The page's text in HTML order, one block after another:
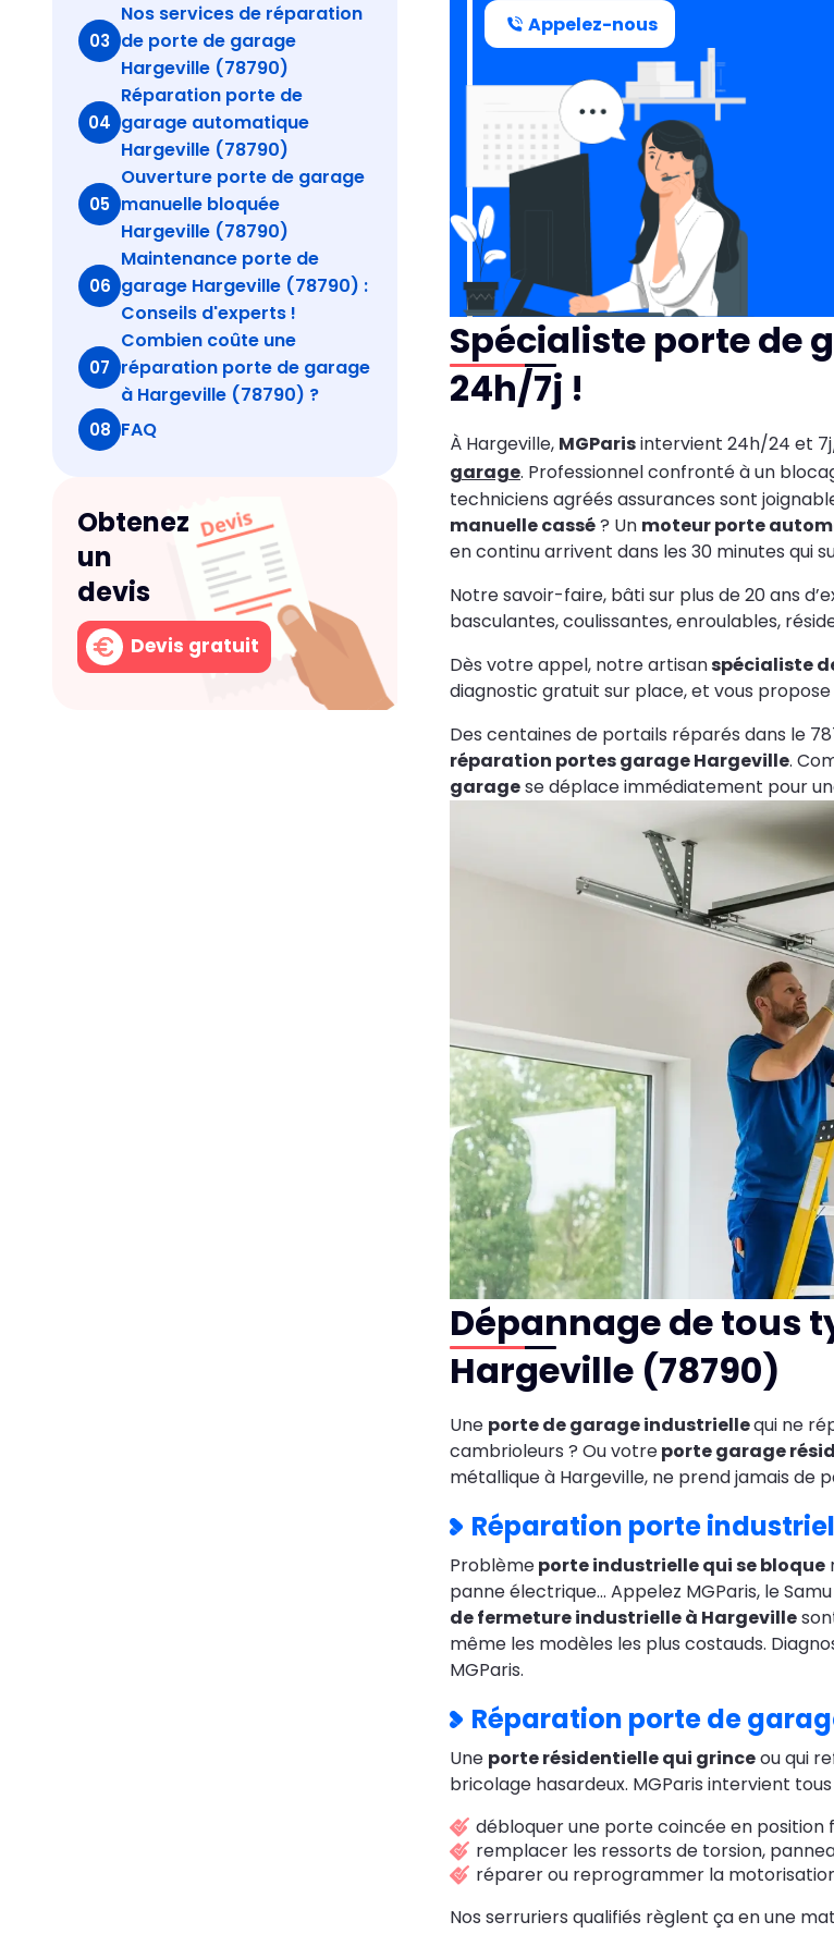
03
Nos services de réparation
de porte de garage
Hargeville (78790)
04
Réparation porte de
garage automatique
Hargeville (78790)
05
Ouverture porte de garage
manuelle bloquée
Hargeville (78790)
06
Maintenance porte de
garage Hargeville (78790) :
Conseils d'experts !
07
Combien coûte une
réparation porte de garage
à Hargeville (78790) ?
08 FAQ
Obtenez
un
devis
Devis gratuit
Appelez-nous
Spécialiste porte de
24h/7j !
À Hargeville, MGParisintervient 24h/24 et
garage. Professionnel confronté à un
techniciens agréés assurances sont
manuelle cassé? Un moteur porte
en continu arrivent dans les 30 minutes qui
Notre savoir-faire, bâti sur plus de 20 ans
basculantes, coulissantes, enroulables,
Dès votre appel, notre artisanspécialiste
diagnostic gratuit sur place, et vous
Des centaines de portails réparés dans le
réparation portes garage Hargeville.
garagese déplace immédiatement pour
Dépannage de tous
Hargeville (78790)
Une porte de garage industriellequi ne
cambrioleurs ? Ou votreporte garage
métallique à Hargeville, ne prend jamais de
Réparation porte
Problèmeporte industrielle qui se bloque
panne électrique… Appelez MGParis, le
de fermeture industrielle à Hargeville
même les modèles les plus costauds.
MGParis.
Réparation porte de
Une porte résidentielle qui grinceou qui
bricolage hasardeux. MGParis intervient
débloquer une porte coincée en position
remplacer les ressorts de torsion,
réparer ou reprogrammer la
Nos serruriers qualifiés règlent ça en une